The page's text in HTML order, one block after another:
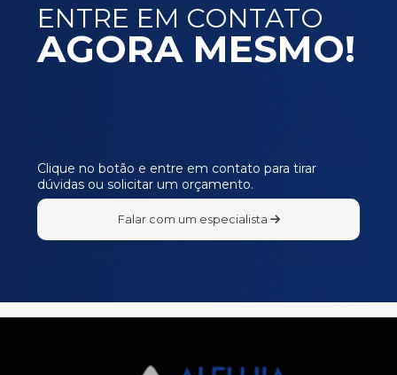
ENTRE EM CONTATO
AGORA MESMO!
Clique no botão e entre em contato para tirar
dúvidas ou solicitar um orçamento.
Falar com um especialista